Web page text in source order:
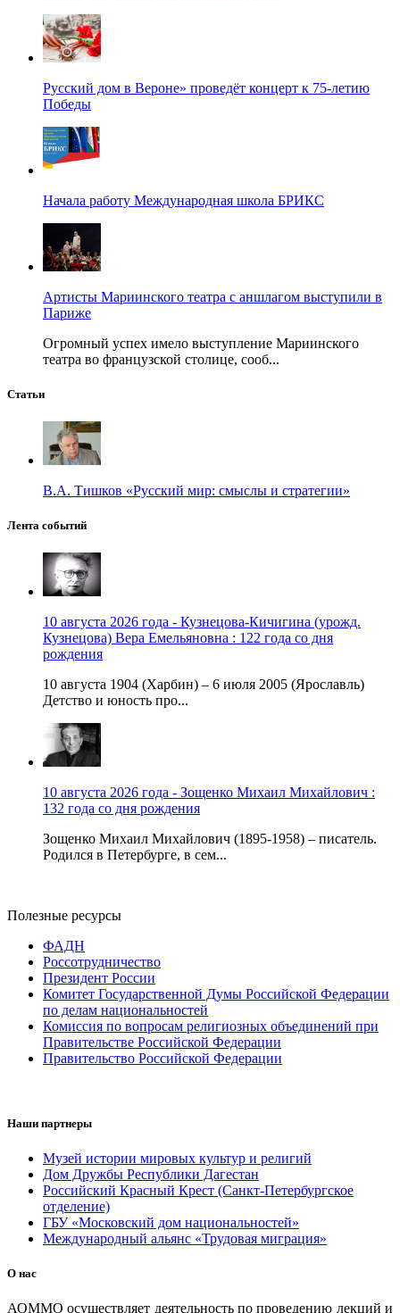
Русский дом в Вероне» проведёт концерт к 75-летию
Победы
Начала работу Международная школа БРИКС
Артисты Мариинского театра с аншлагом выступили в
Париже
Огромный успех имело выступление Мариинского
театра во французской столице, сооб...
Статьи
В.А. Тишков «Русский мир: смыслы и стратегии»
Лента событий
10 августа 2026 года - Кузнецова-Кичигина (урожд.
Кузнецова) Вера Емельяновна : 122 года со дня
рождения
10 августа 1904 (Харбин) – 6 июля 2005 (Ярославль)
Детство и юность про...
10 августа 2026 года - Зощенко Михаил Михайлович :
132 года со дня рождения
Зощенко Михаил Михайлович (1895-1958) – писатель.
Родился в Петербурге, в сем...
Полезные ресурсы
ФАДН
Россотрудничество
Президент России
Комитет Государственной Думы Российской Федерации
по делам национальностей
Комиссия по вопросам религиозных объединений при
Правительстве Российской Федерации
Правительство Российской Федерации
Наши партнеры
Музей истории мировых культур и религий
Дом Дружбы Республики Дагестан
Российский Красный Крест (Санкт-Петербургское
отделение)
ГБУ «Московский дом национальностей»
Международный альянс «Трудовая миграция»
О нас
АОММО осуществляет деятельность по проведению лекций и